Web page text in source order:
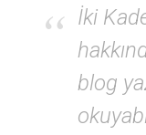
İki
blog